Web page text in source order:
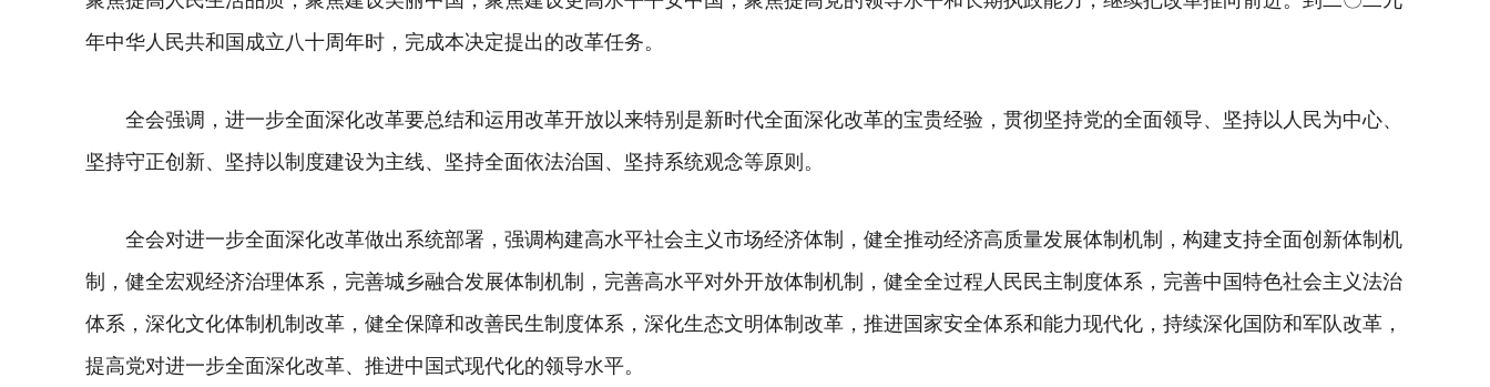
年中华人民共和国成立八十周年时，完成本决定提出的改革任务。
全会强调，进一步全面深化改革要总结和运用改革开放以来特别是新时代全面深化改革的宝贵经验，贯彻坚持党的全面领导、坚持以人民为中心、
坚持守正创新、坚持以制度建设为主线、坚持全面依法治国、坚持系统观念等原则。
全会对进一步全面深化改革做出系统部署，强调构建高水平社会主义市场经济体制，健全推动经济高质量发展体制机制，构建支持全面创新体制机
制，健全宏观经济治理体系，完善城乡融合发展体制机制，完善高水平对外开放体制机制，健全全过程人民民主制度体系，完善中国特色社会主义法治
体系，深化文化体制机制改革，健全保障和改善民生制度体系，深化生态文明体制改革，推进国家安全体系和能力现代化，持续深化国防和军队改革，
提高党对进一步全面深化改革、推进中国式现代化的领导水平。